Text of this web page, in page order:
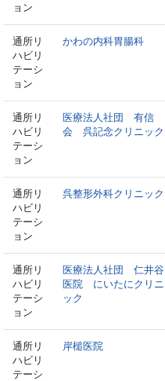
ョン
通所リ
ハビリ
テーシ
ョン
かわの内科胃腸科
通所リ
ハビリ
テーシ
ョン
医療法人社団 有信
会 呉記念クリニック
通所リ
ハビリ
テーシ
ョン
呉整形外科クリニック
通所リ
ハビリ
テーシ
ョン
医療法人社団 仁井谷
医院 にいたにクリニ
ック
通所リ
ハビリ
テーシ
岸槌医院